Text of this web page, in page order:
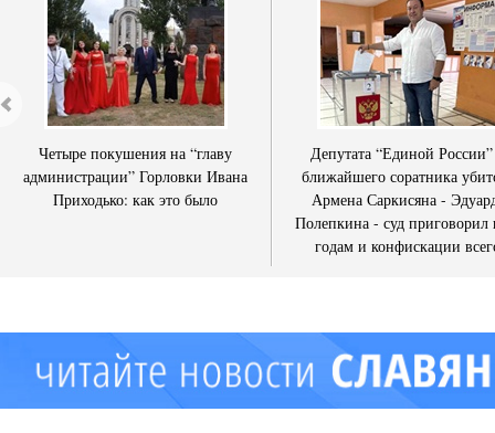
Четыре покушения на “главу
администрации” Горловки Ивана
Приходько: как это было
Депутата “Единой
ближайшего соратника
Армена Саркисяна -
Полепкина - суд приговорил
годам и конфискации